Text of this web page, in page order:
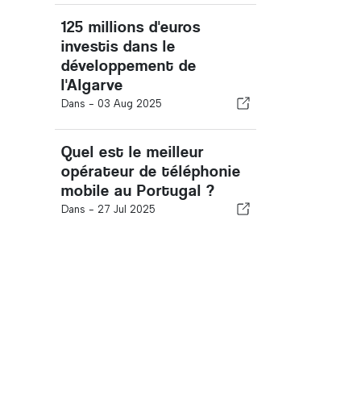
125 millions d'euros
investis dans le
développement de
l'Algarve
Dans - 03 Aug 2025
Quel est le meilleur
opérateur de téléphonie
mobile au Portugal ?
Dans - 27 Jul 2025